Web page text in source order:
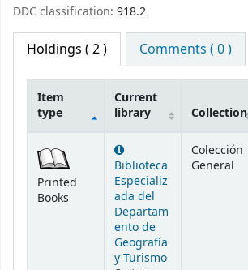
DDC classification: 918.2
Holdings ( 2 ) Comments ( 0 )
Item
type
Current
library
Collection
Printed
Books
Biblioteca
Especializ
ada del
Departam
ento de
Geografía
y Turismo
Colección
General